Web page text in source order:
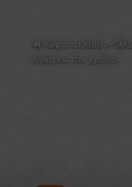
Κύρια σελίδα > SMS
φράγκα τον χρόνο!